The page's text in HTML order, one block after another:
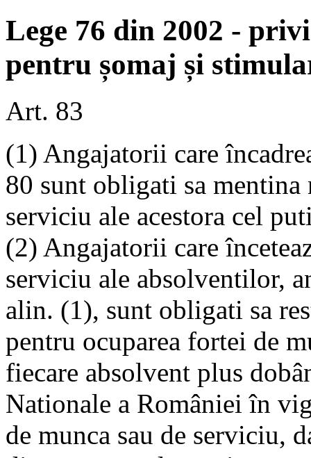
Lege 76 din 2002 -
pentru șomaj și
Art. 83
(1) Angajatorii care
80 sunt obligati sa mentina
serviciu ale acestora cel
(2) Angajatorii care
serviciu ale absolventilor,
alin. (1), sunt obligati sa
pentru ocuparea fortei de
fiecare absolvent plus
Nationale a României în
de munca sau de serviciu,